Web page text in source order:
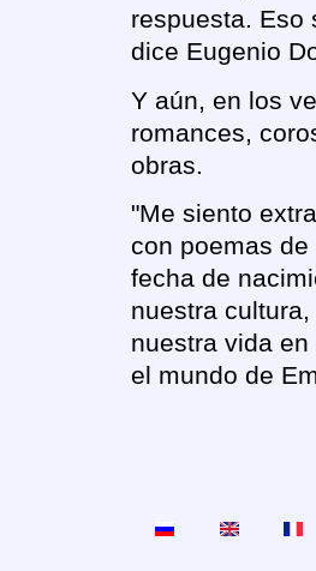
respuesta. Eso
dice Eugenio
Y aún, en los
romances,
obras.
"Me siento
con poemas
fecha de
nuestra
nuestra vida
el mundo de